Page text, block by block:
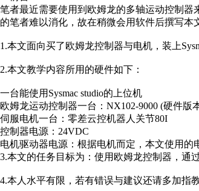
笔者最近需要使用到欧姆龙的多轴运动控制器
的笔者难以消化，故在稍微会用软件后撰写本
1.本文面向买了欧姆龙控制器与电机，装上
2.本文教学内容所用的硬件如下：
一台能使用Sysmac studio的上位机
欧姆龙运动控制器一台：NX102-9000 (硬件版
伺服电机一台：零差云控机器人关节80I
控制器电源：24VDC
电机驱动器电源：根据电机而定，本文使用的
3.本文的任务目标为：使用欧姆龙控制器，通
4.本人水平有限，若有错误与建议还请多加指